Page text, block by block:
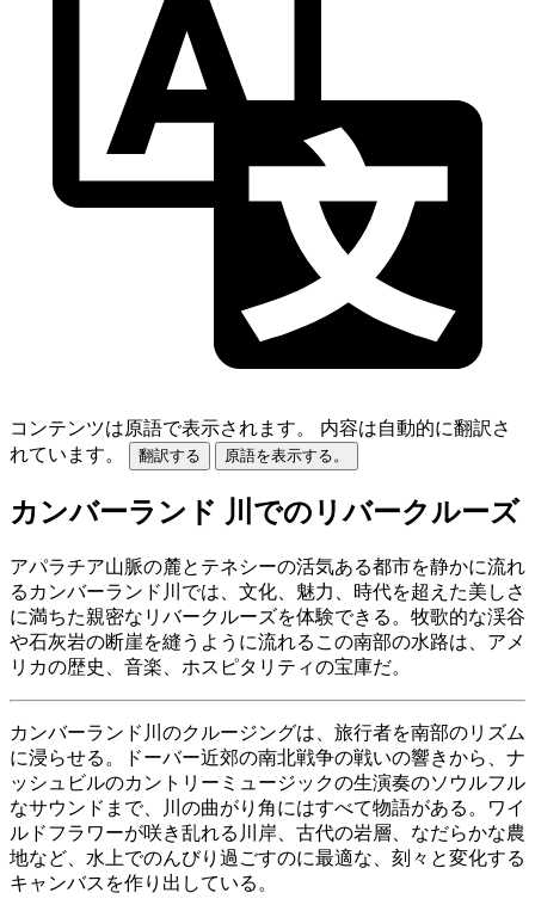
コンテンツは原語で表示されます。
内容は自動的に翻訳さ
れています。
翻訳する 原語を表示する。
カンバーランド 川でのリバークルーズ
アパラチア山脈の麓とテネシーの活気ある都市を静かに流れ
るカンバーランド川では、文化、魅力、時代を超えた美しさ
に満ちた親密なリバークルーズを体験できる。牧歌的な渓谷
や石灰岩の断崖を縫うように流れるこの南部の水路は、アメ
リカの歴史、音楽、ホスピタリティの宝庫だ。
カンバーランド川のクルージングは、旅行者を南部のリズム
に浸らせる。ドーバー近郊の南北戦争の戦いの響きから、ナ
ッシュビルのカントリーミュージックの生演奏のソウルフル
なサウンドまで、川の曲がり角にはすべて物語がある。ワイ
ルドフラワーが咲き乱れる川岸、古代の岩層、なだらかな農
地など、水上でのんびり過ごすのに最適な、刻々と変化する
キャンバスを作り出している。